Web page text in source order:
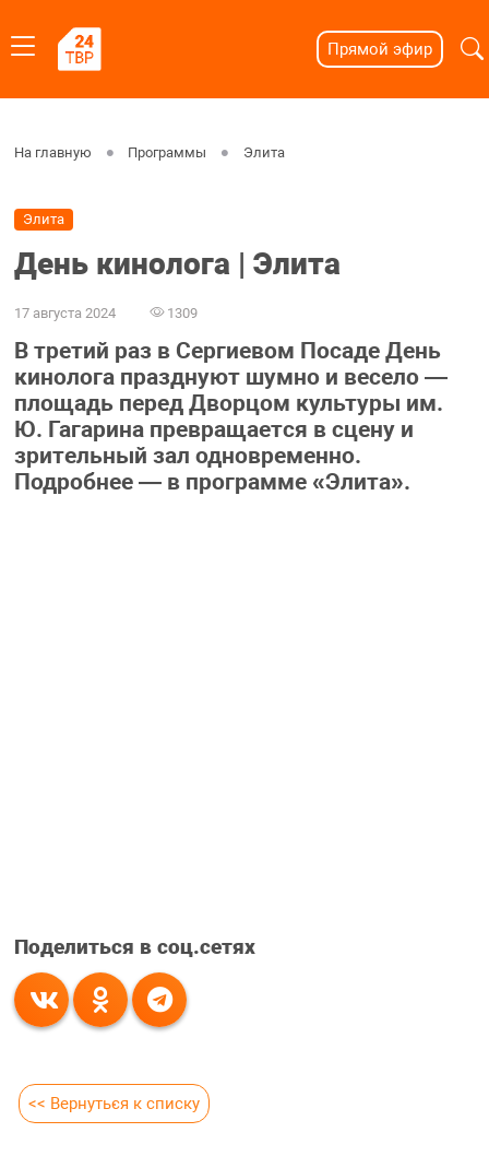
Прямой эфир
На главную Программы Элита
Элита
День кинолога | Элита
17 августа 2024 1309
В третий раз в Сергиевом Посаде День
кинолога празднуют шумно и весело —
площадь перед Дворцом культуры им.
Ю. Гагарина превращается в сцену и
зрительный зал одновременно.
Подробнее — в программе «Элита».
Поделиться в соц.сетях
<< Вернуться к списку